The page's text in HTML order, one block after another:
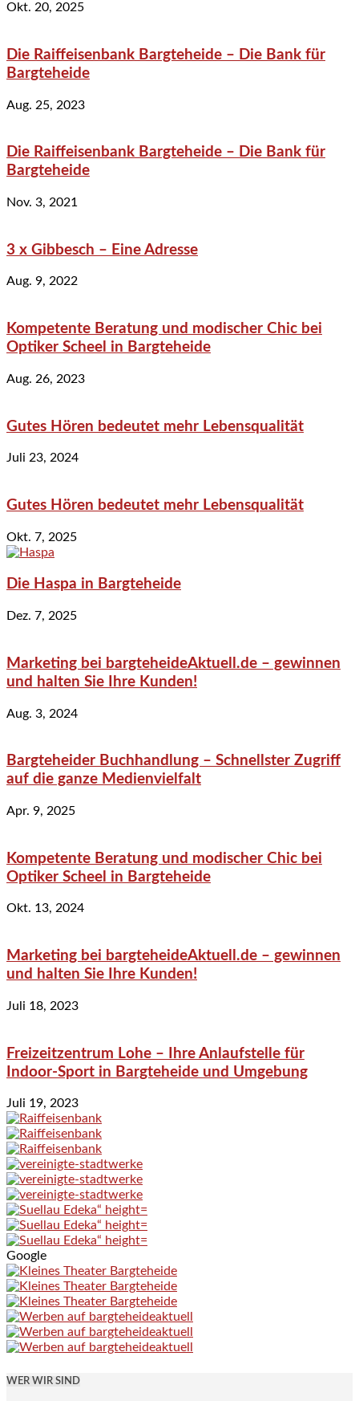
Okt. 20, 2025
Die Raiffeisenbank Bargteheide – Die Bank für
Bargteheide
Aug. 25, 2023
Die Raiffeisenbank Bargteheide – Die Bank für
Bargteheide
Nov. 3, 2021
3 x Gibbesch – Eine Adresse
Aug. 9, 2022
Kompetente Beratung und modischer Chic bei
Optiker Scheel in Bargteheide
Aug. 26, 2023
Gutes Hören bedeutet mehr Lebensqualität
Juli 23, 2024
Gutes Hören bedeutet mehr Lebensqualität
Okt. 7, 2025
Die Haspa in Bargteheide
Dez. 7, 2025
Marketing bei bargteheideAktuell.de – gewinnen
und halten Sie Ihre Kunden!
Aug. 3, 2024
Bargteheider Buchhandlung – Schnellster Zugriff
auf die ganze Medienvielfalt
Apr. 9, 2025
Kompetente Beratung und modischer Chic bei
Optiker Scheel in Bargteheide
Okt. 13, 2024
Marketing bei bargteheideAktuell.de – gewinnen
und halten Sie Ihre Kunden!
Juli 18, 2023
Freizeitzentrum Lohe – Ihre Anlaufstelle für
Indoor-Sport in Bargteheide und Umgebung
Juli 19, 2023
Google
WER WIR SIND